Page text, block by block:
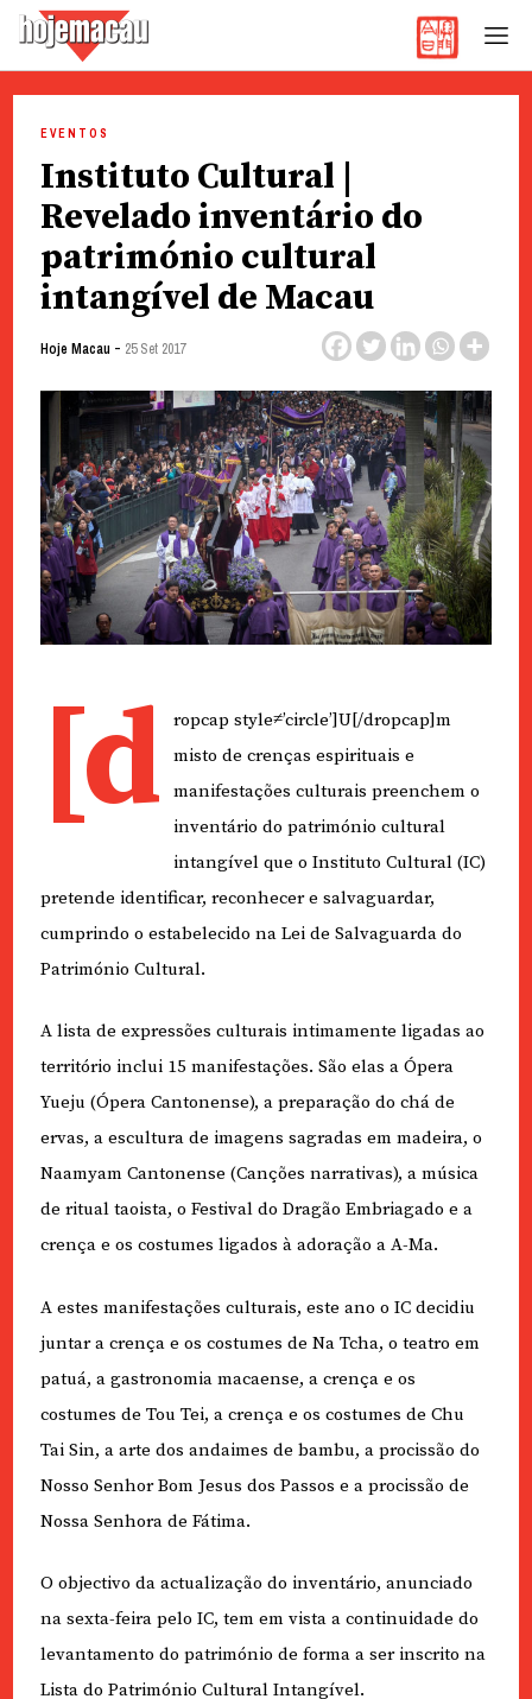
content
EVENTOS
Instituto Cultural |
Revelado inventário do
património cultural
intangível de Macau
Hoje Macau - 25 Set 2017
[d
ropcap style≠’circle’]U[/dropcap]m
misto de crenças espirituais e
manifestações culturais preenchem o
inventário do património cultural
intangível que o Instituto Cultural (IC)
pretende identificar, reconhecer e salvaguardar,
cumprindo o estabelecido na Lei de Salvaguarda do
Património Cultural.
A lista de expressões culturais intimamente ligadas ao
território inclui 15 manifestações. São elas a Ópera
Yueju (Ópera Cantonense), a preparação do chá de
ervas, a escultura de imagens sagradas em madeira, o
Naamyam Cantonense (Canções narrativas), a música
de ritual taoista, o Festival do Dragão Embriagado e a
crença e os costumes ligados à adoração a A-Ma.
A estes manifestações culturais, este ano o IC decidiu
juntar a crença e os costumes de Na Tcha, o teatro em
patuá, a gastronomia macaense, a crença e os
costumes de Tou Tei, a crença e os costumes de Chu
Tai Sin, a arte dos andaimes de bambu, a procissão do
Nosso Senhor Bom Jesus dos Passos e a procissão de
Nossa Senhora de Fátima.
O objectivo da actualização do inventário, anunciado
na sexta-feira pelo IC, tem em vista a continuidade do
levantamento do património de forma a ser inscrito na
Lista do Património Cultural Intangível.